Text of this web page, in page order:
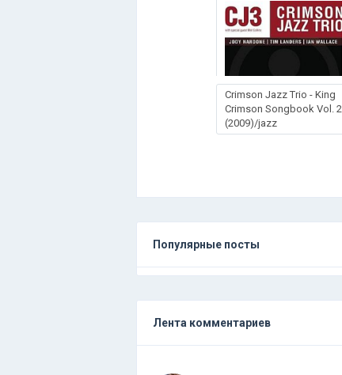
Crimson Jazz Trio - King
Crimson Songbook Vol. 2
(2009)/jazz
Популярные посты
Лента комментариев